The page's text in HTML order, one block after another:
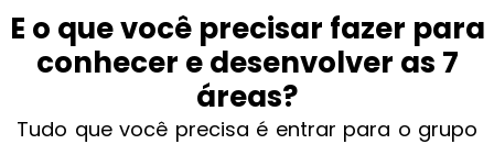
E o que você precisar fazer para
conhecer e desenvolver as 7
áreas?
Tudo que você precisa é entrar para o grupo